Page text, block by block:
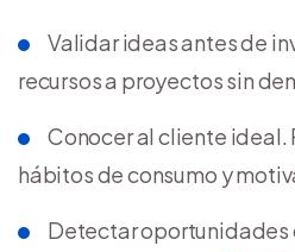
Validar ideas antes de
recursos a proyectos sin
Conocer al cliente ideal.
hábitos de consumo y
Detectar oportunidades